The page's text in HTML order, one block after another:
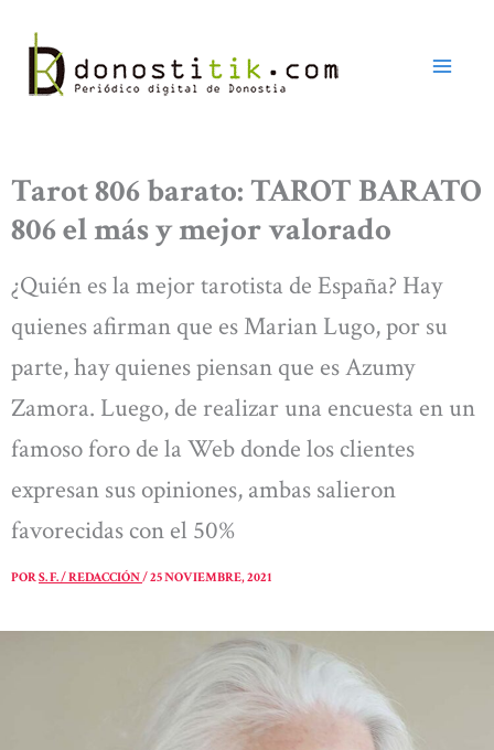
contenido
Tarot 806 barato: TAROT BARATO
806 el más y mejor valorado
¿Quién es la mejor tarotista de España? Hay
quienes afirman que es Marian Lugo, por su
parte, hay quienes piensan que es Azumy
Zamora. Luego, de realizar una encuesta en un
famoso foro de la Web donde los clientes
expresan sus opiniones, ambas salieron
favorecidas con el 50%
PORS. F. / REDACCIÓN/25 NOVIEMBRE, 2021